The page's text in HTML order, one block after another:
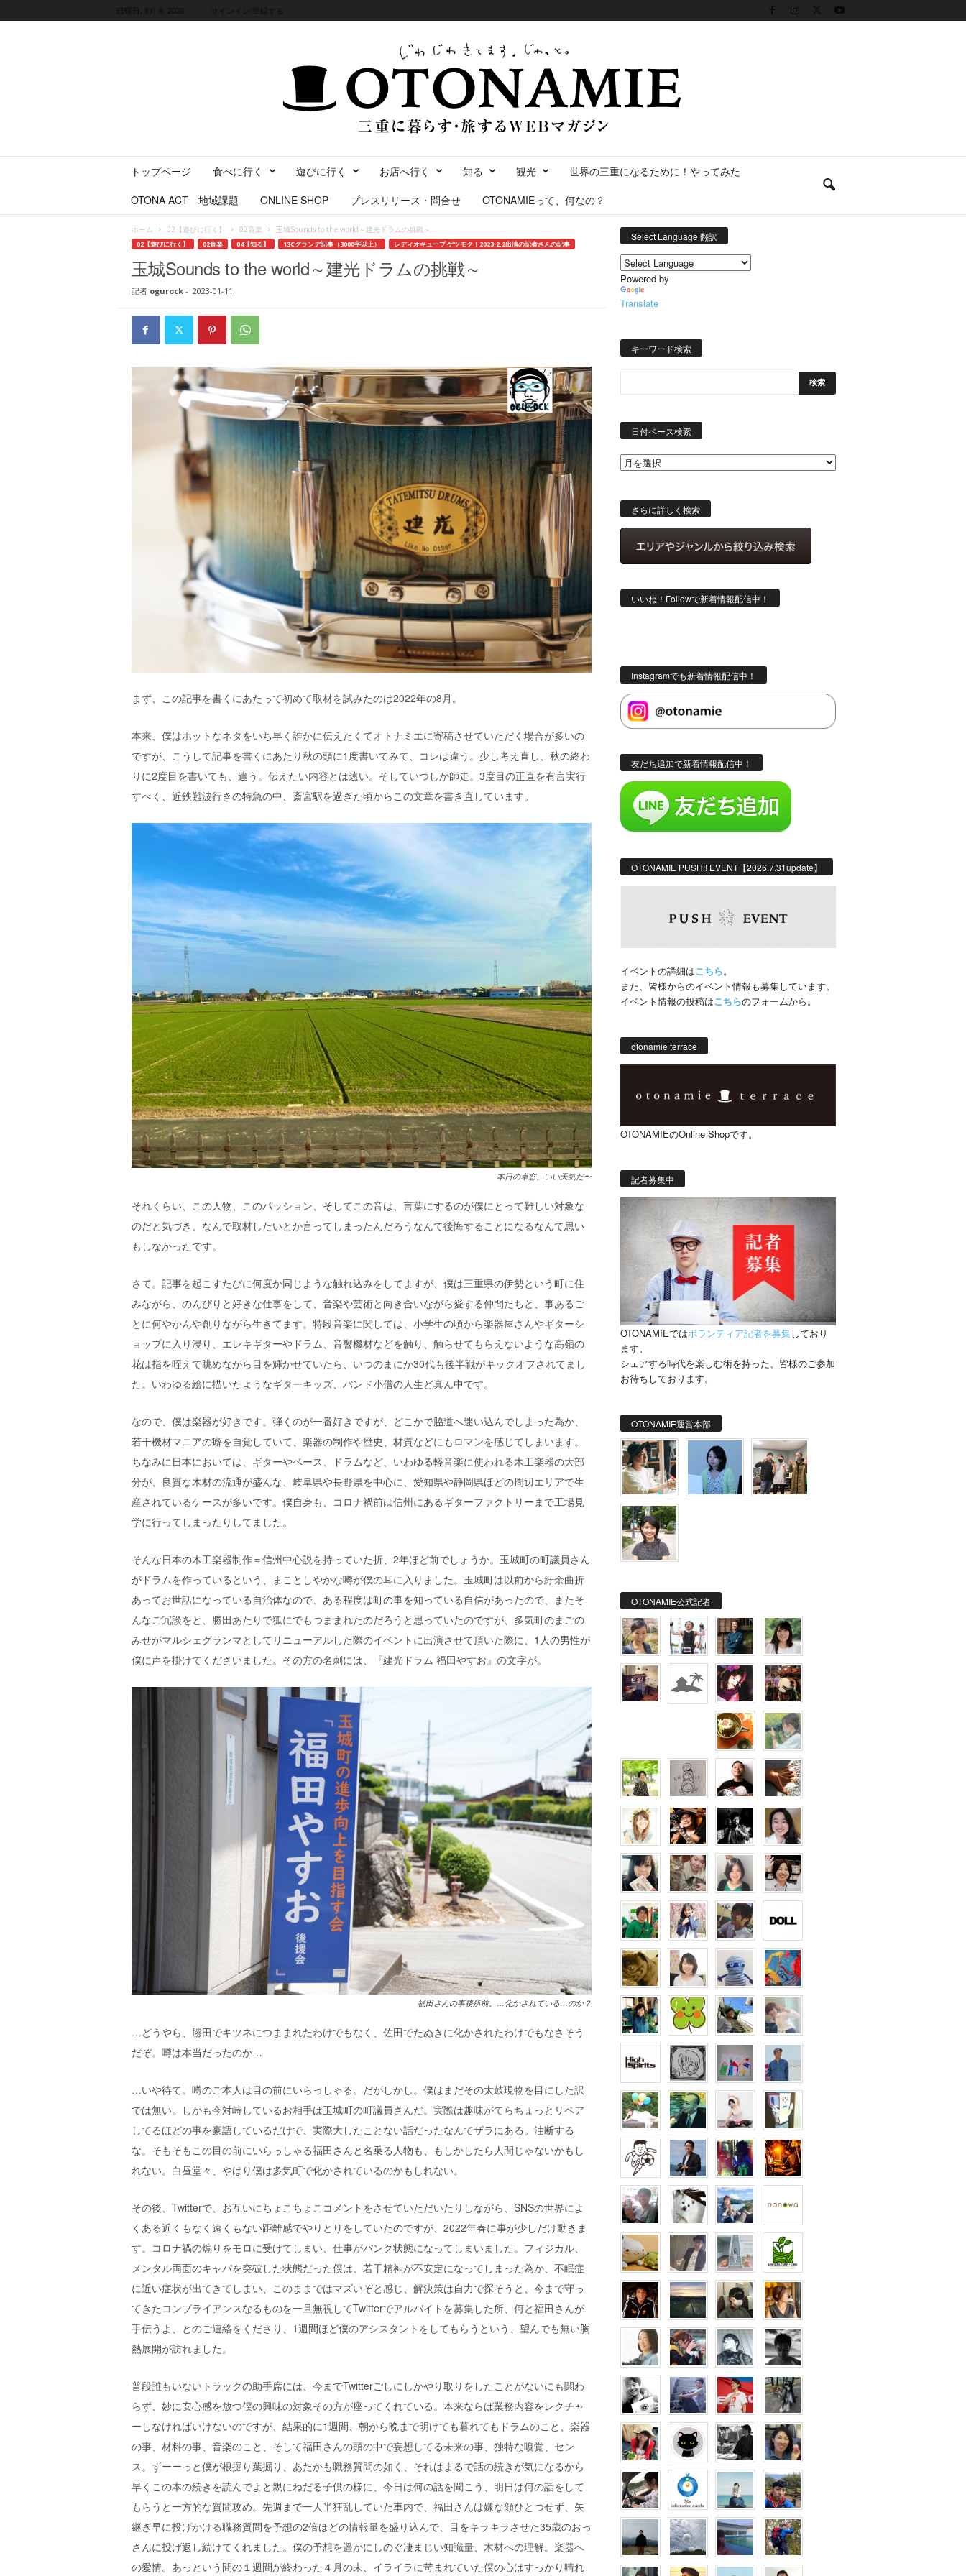
トップページ 食べに行く 遊びに行く お店へ行く 知る 観光
世界の三重になるために！やってみた
OTONA ACT 地域課題
ONLINE SHOP プレスリリース・問合せ OTONAMIEって、何なの？
ホーム 02【遊びに行く】 02音楽 玉城Sounds to the world～建光ドラムの挑戦～
02【遊びに行く】 02音楽 04【知る】 13Cグランデ記事（3000字以上） レディオキューブ ゲツモク！2023.2.2出演の記者さんの記事
玉城Sounds to the world～建光ドラムの挑戦～
記者 ogurock- 2023-01-11
まず、この記事を書くにあたって初めて取材を試みたのは2022年の8月。
本来、僕はホットなネタをいち早く誰かに伝えたくてオトナミエに寄稿させていただく場合が多いの
ですが、こうして記事を書くにあたり秋の頭に1度書いてみて、コレは違う。少し考え直し、秋の終わ
りに2度目を書いても、違う。伝えたい内容とは遠い。そしていつしか師走。3度目の正直を有言実行
すべく、近鉄難波行きの特急の中、斎宮駅を過ぎた頃からこの文章を書き直しています。
本日の車窓。いい天気だ〜
それくらい、この人物、このパッション、そしてこの音は、言葉にするのが僕にとって難しい対象な
のだと気づき、なんで取材したいとか言ってしまったんだろうなんて後悔することになるなんて思い
もしなかったです。
さて。記事を起こすたびに何度か同じような触れ込みをしてますが、僕は三重県の伊勢という町に住
みながら、のんびりと好きな仕事をして、音楽や芸術と向き合いながら愛する仲間たちと、事あるご
とに何やかんや創りながら生きてます。特段音楽に関しては、小学生の頃から楽器屋さんやギターシ
ョップに入り浸り、エレキギターやドラム、音響機材などを触り、触らせてもらえないような高嶺の
花は指を咥えて眺めながら目を輝かせていたら、いつのまにか30代も後半戦がキックオフされてまし
た。いわゆる絵に描いたようなギターキッズ、バンド小僧の人生ど真ん中です。
なので、僕は楽器が好きです。弾くのが一番好きですが、どこかで脇道へ迷い込んでしまった為か、
若干機材マニアの癖を自覚していて、楽器の制作や歴史、材質などにもロマンを感じてしまいます。
ちなみに日本においては、ギターやベース、ドラムなど、いわゆる軽音楽に使われる木工楽器の大部
分が、良質な木材の流通が盛んな、岐阜県や長野県を中心に、愛知県や静岡県ほどの周辺エリアで生
産されているケースが多いです。僕自身も、コロナ禍前は信州にあるギターファクトリーまで工場見
学に行ってしまったりしてました。
そんな日本の木工楽器制作＝信州中心説を持っていた折、2年ほど前でしょうか。玉城町の町議員さん
がドラムを作っているという、まことしやかな噂が僕の耳に入りました。玉城町は以前から紆余曲折
あってお世話になっている自治体なので、ある程度は町の事を知っている自信があったので、またそ
んなご冗談をと、勝田あたりで狐にでもつままれたのだろうと思っていたのですが、多気町のまごの
みせがマルシェグランマとしてリニューアルした際のイベントに出演させて頂いた際に、1人の男性が
僕に声を掛けてくださいました。その方の名刺には、『建光ドラム 福田やすお』の文字が。
福田さんの事務所前。…化かされている…のか？
…どうやら、勝田でキツネにつままれたわけでもなく、佐田でたぬきに化かされたわけでもなさそう
だぞ。噂は本当だったのか…
…いや待て。噂のご本人は目の前にいらっしゃる。だがしかし。僕はまだその太鼓現物を目にした訳
では無い。しかも今対峙しているお相手は玉城町の町議員さんだ。実際は趣味がてらちょっとリペア
してるほどの事を豪語しているだけで、実際大したことない話だったなんてザラにある。油断する
な。そもそもこの目の前にいらっしゃる福田さんと名乗る人物も、もしかしたら人間じゃないかもし
れない。白昼堂々、やはり僕は多気町で化かされているのかもしれない。
その後、Twitterで、お互いにちょこちょこコメントをさせていただいたりしながら、SNSの世界によ
くある近くもなく遠くもない距離感でやりとりをしていたのですが、2022年春に事が少しだけ動きま
す。コロナ禍の煽りをモロに受けてしまい、仕事がパンク状態になってしまいました。フィジカル、
メンタル両面のキャパを突破した状態だった僕は、若干精神が不安定になってしまった為か、不眠症
に近い症状が出てきてしまい、このままではマズいぞと感じ、解決策は自力で探そうと、今まで守っ
てきたコンプライアンスなるものを一旦無視してTwitterでアルバイトを募集した所、何と福田さんが
手伝うよ、とのご連絡をくださり、1週間ほど僕のアシスタントをしてもらうという、望んでも無い胸
熱展開が訪れました。
普段誰もいないトラックの助手席には、今までTwitterごしにしかやり取りをしたことがないにも関わ
らず、妙に安心感を放つ僕の興味の対象その方が座ってくれている。本来ならば業務内容をレクチャ
ーしなければいけないのですが、結果的に1週間、朝から晩まで明けても暮れてもドラムのこと、楽器
の事、材料の事、音楽のこと、そして福田さんの頭の中で妄想してる未来の事、独特な嗅覚、セン
ス。ずーーっと僕が根掘り葉掘り、あたかも職務質問の如く、それはまるで話の続きが気になるから
早くこの本の続きを読んでよと親にねだる子供の様に、今日は何の話を聞こう、明日は何の話をして
もらうと一方的な質問攻め。先週まで一人半狂乱していた車内で、福田さんは嫌な顔ひとつせず、矢
継ぎ早に投げかける職務質問を予想の2倍ほどの情報量を盛り込んで、目をキラキラさせた35歳のおっ
さんに投げ返し続けてくれました。僕の予想を遥かにしのぐ凄まじい知識量、木材への理解。楽器へ
の愛情。あっという間の１週間が終わった４月の末、イライラに苛まれていた僕の心はすっかり晴れ
Select Language 翻訳
Powered by
Translate
キーワード検索
日付ベース検索
ス
索
さらに詳しく検索
いいね！Followで新着情報配信中！
Instagramでも新着情報配信中！
友だち追加で新着情報配信中！
OTONAMIE PUSH!! EVENT【2026.7.31update】
イベントの詳細はこちら。
また、皆様からのイベント情報も募集しています。
イベント情報の投稿はこちらのフォームから。
otonamie terrace
OTONAMIEのOnline Shopです。
記者募集中
OTONAMIEではボランティア記者を募集しており
ます。
シェアする時代を楽しむ術を持った、皆様のご参加
お待ちしております。
OTONAMIE運営本部
OTONAMIE公式記者